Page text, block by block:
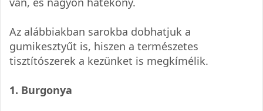
Az alábbiakban sarokba dobhatjuk a
gumikesztyűt is, hiszen a természetes
tisztítószerek a kezünket is megkímélik.
1. Burgonya